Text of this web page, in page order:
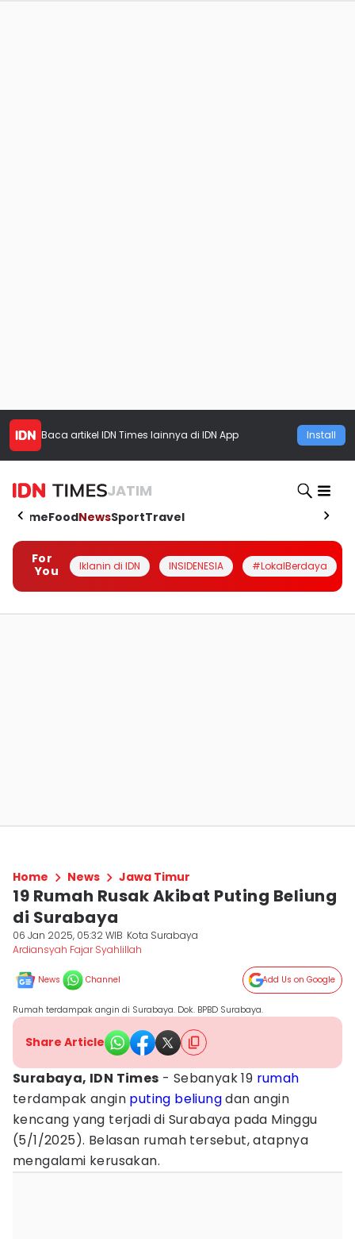
Baca artikel IDN Times lainnya di IDN App Install
JATIM
HomeFoodNewsSportTravel
For
You
Iklanin di IDN INSIDENESIA #LokalBerdaya
Home News Jawa Timur
19 Rumah Rusak Akibat Puting Beliung
di Surabaya
06 Jan 2025, 05:32 WIB Kota Surabaya
Ardiansyah Fajar Syahlillah
News Channel Add Us on Google
Rumah terdampak angin di Surabaya. Dok. BPBD Surabaya.
Share Article
Surabaya, IDN Times - Sebanyak 19 rumah
terdampak angin puting beliungdan angin
kencang yang terjadi di Surabaya pada Minggu
(5/1/2025). Belasan rumah tersebut, atapnya
mengalami kerusakan.